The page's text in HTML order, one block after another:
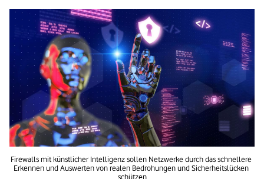
Firewalls mit künstlicher Intelligenz sollen Netzwerke durch das schnellere
Erkennen und Auswerten von realen Bedrohungen und Sicherheitslücken
schützen